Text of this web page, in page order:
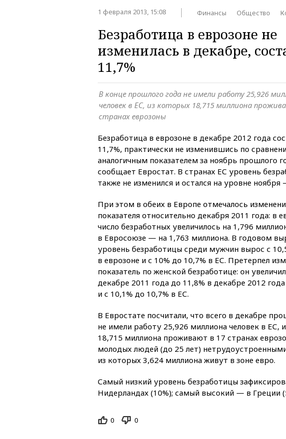
1 февраля 2013, 15:08 Финансы Общество
Безработица в еврозоне не
изменилась в декабре,
11,7%
В конце прошлого года не имели работу 25,926
человек в ЕС, из которых 18,715 миллиона
странах еврозоны
Безработица в еврозоне в декабре 2012 года
11,7%, практически не изменившись по
аналогичным показателем за ноябрь прошлого
сообщает Евростат. В странах ЕС уровень
также не изменился и остался на уровне ноября
При этом в обеих в Европе отмечалось
показателя относительно декабря 2011 года: в
число безработных увеличилось на 1,796
в Евросоюзе — на 1,763 миллиона. В годовом
уровень безработицы среди мужчин вырос с
в еврозоне и с 10% до 10,7% в ЕС. Претерпел
показатель по женской безработице: он
декабре 2011 года до 11,8% в декабре 2012
и с 10,1% до 10,7% в ЕС.
В Евростате посчитали, что всего в декабре
не имели работу 25,926 миллиона человек в ЕС,
18,715 миллиона проживают в 17 странах
молодых людей (до 25 лет)
из которых 3,624 миллиона живут в зоне евро.
Самый низкий уровень безработицы
Нидерландах (10%); самый высокий — в Греции
0 0